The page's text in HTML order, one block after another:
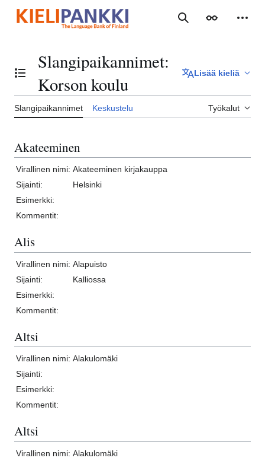
sisältöön
Haku Ulkoasu
Vaihda sisällysluettelo
Slangipaikannimet:
Korson koulu
Lisää kieliä
Slangipaikannimet Keskustelu Työkalut
Akateeminen
Virallinen nimi: Akateeminen kirjakauppa
Sijainti:
Helsinki
Esimerkki:
Kommentit:
Alis
Virallinen nimi: Alapuisto
Sijainti:
Kalliossa
Esimerkki:
Kommentit:
Altsi
Virallinen nimi: Alakulomäki
Sijainti:
Esimerkki:
Kommentit:
Altsi
Virallinen nimi: Alakulomäki